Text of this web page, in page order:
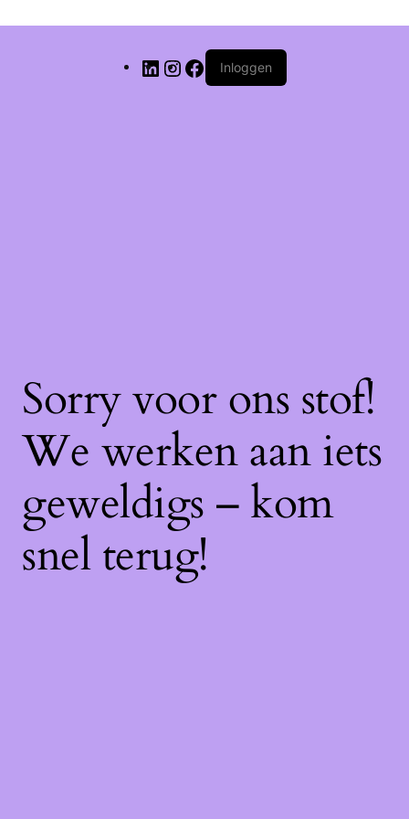
Inloggen
Sorry voor ons stof!
We werken aan iets
geweldigs – kom
snel terug!